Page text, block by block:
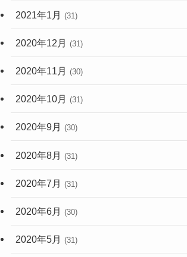
2021年1月 (31)
2020年12月 (31)
2020年11月 (30)
2020年10月 (31)
2020年9月 (30)
2020年8月 (31)
2020年7月 (31)
2020年6月 (30)
2020年5月 (31)